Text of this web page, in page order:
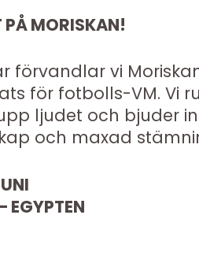
MORISKAN!
förvandlar vi
för fotbolls-VM. Vi
ljudet och bjuder
och maxad
EGYPTEN